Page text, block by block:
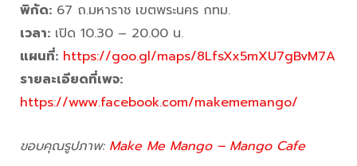
พิกัด: 67 ถ.มหาราช เขตพระนคร กทม.
เวลา: เปิด 10.30 – 20.00 น.
แผนที่: https://goo.gl/maps/8LfsXx5mXU7gBvM7A
รายละเอียดที่เพจ:
https://www.facebook.com/makememango/
ขอบคุณรูปภาพ: Make Me Mango – Mango Cafe